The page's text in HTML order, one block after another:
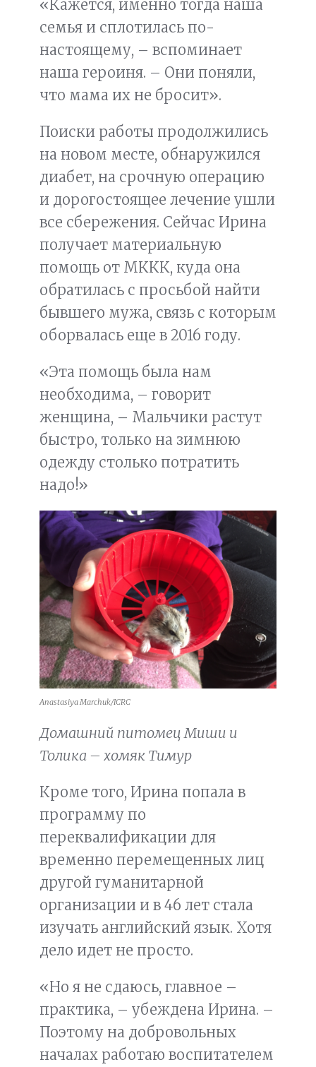
«Кажется, именно тогда наша
семья и сплотилась по-
настоящему, – вспоминает
наша героиня. – Они поняли,
что мама их не бросит».
Поиски работы продолжились
на новом месте, обнаружился
диабет, на срочную операцию
и дорогостоящее лечение ушли
все сбережения. Сейчас Ирина
получает материальную
помощь от МККК, куда она
обратилась с просьбой найти
бывшего мужа, связь с которым
оборвалась еще в 2016 году.
«Эта помощь была нам
необходима, – говорит
женщина, – Мальчики растут
быстро, только на зимнюю
одежду столько потратить
надо!»
Anastasiya Marchuk/ICRC
Домашний питомец Миши и
Толика – хомяк Тимур
Кроме того, Ирина попала в
программу по
переквалификации для
временно перемещенных лиц
другой гуманитарной
организации и в 46 лет стала
изучать английский язык. Хотя
дело идет не просто.
«Но я не сдаюсь, главное –
практика, – убеждена Ирина. –
Поэтому на добровольных
началах работаю воспитателем